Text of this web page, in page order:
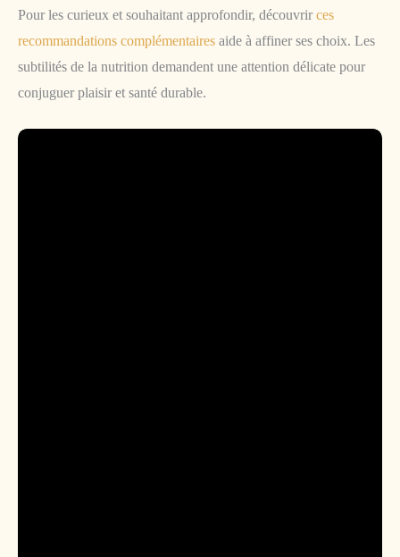
Pour les curieux et souhaitant approfondir, découvrir ces
recommandations complémentaires aide à affiner ses choix. Les
subtilités de la nutrition demandent une attention délicate pour
conjuguer plaisir et santé durable.